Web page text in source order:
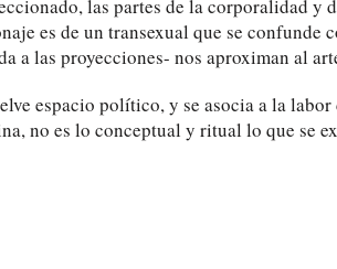
las partes de la corporalidad y
es de un transexual que se confunde
a las proyecciones- nos aproximan al
espacio político, y se asocia a la
no es lo conceptual y ritual lo que se